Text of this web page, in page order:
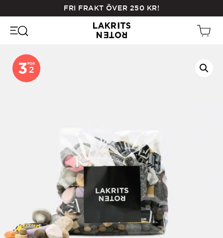
main
FRI FRAKT ÖVER 250 KR!
3FOR
2